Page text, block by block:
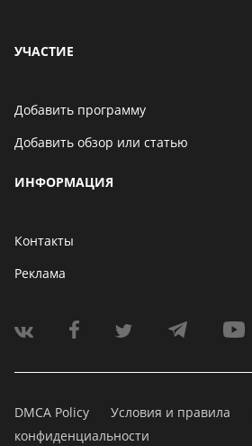
УЧАСТИЕ
Добавить программу
Добавить обзор или статью
ИНФОРМАЦИЯ
Контакты
Реклама
DMCA Policy Условия и правила
конфиденциальности